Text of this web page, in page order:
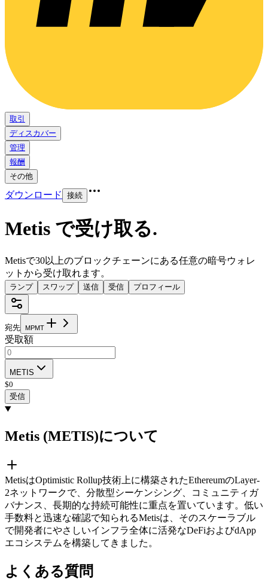
取引
ディスカバー
管理
報酬
その他
ダウンロード 接続
Metis で受け取る.
Metisで30以上のブロックチェーンにある任意の暗号ウォレ
ットから受け取れます。
ランプ スワップ 送信 受信 プロフィール
宛先 MPMT
受取額
METIS
$0
受信
Metis (METIS)について
MetisはOptimistic Rollup技術上に構築されたEthereumのLayer-
2ネットワークで、分散型シーケンシング、コミュニティガ
バナンス、長期的な持続可能性に重点を置いています。低い
手数料と迅速な確認で知られるMetisは、そのスケーラブル
で開発者にやさしいインフラ全体に活発なDeFiおよびdApp
エコシステムを構築してきました。
よくある質問